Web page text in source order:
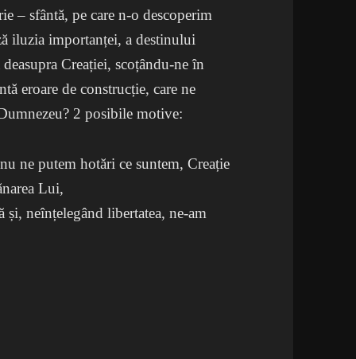
– sfântă, pe care n-o descoperim
iluzia importanței, a destinului
Creației, scoțându-ne în
eroare de construcție, care ne
2 posibile motive:
ne putem hotări ce suntem, Creație
Lui,
neînțelegând libertatea, ne-am